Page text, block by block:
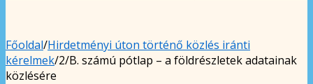
Főoldal/Hirdetményi úton történő közlés iránti
kérelmek/2/B. számú pótlap – a földrészletek adatainak
közlésére